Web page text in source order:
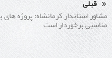
قبلی
مشاور استاندار کرمانشاه: پروژه
مناسبی برخوردار است